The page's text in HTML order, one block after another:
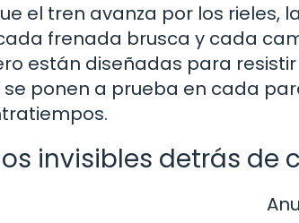
el tren avanza por los
frenada brusca y cada
están diseñadas para
ponen a prueba en cada
invisibles detrás de